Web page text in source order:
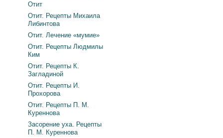
Отит
Отит. Рецепты Михаила
Либинтова
Отит. Лечение «мумие»
Отит. Рецепты Людмилы
Ким
Отит. Рецепты К.
Загладиной
Отит. Рецепты И.
Прохорова
Отит. Рецепты П. М.
Куреннова
Засорение уха. Рецепты
П. М. Куреннова